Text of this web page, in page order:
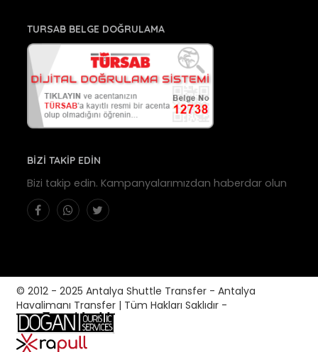
TURSAB BELGE DOĞRULAMA
BİZİ TAKİP EDİN
Bizi takip edin. Kampanyalarımızdan haberdar olun
© 2012 - 2025 Antalya Shuttle Transfer - Antalya
Havalimanı Transfer | Tüm Hakları Saklıdır -